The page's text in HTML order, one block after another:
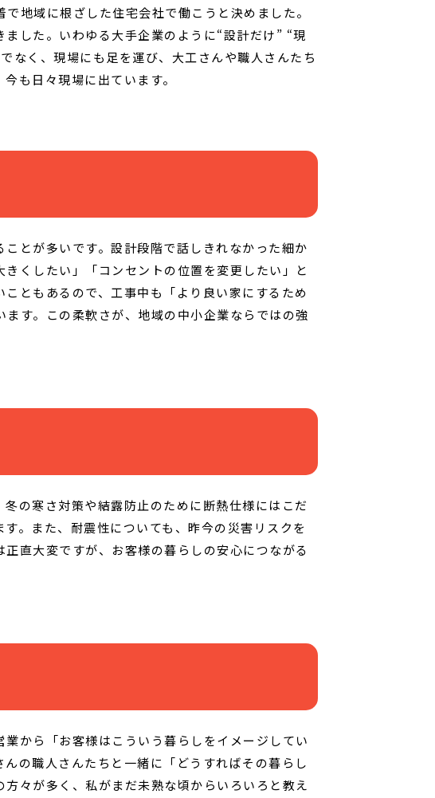
地域に根ざした住宅会社で働こうと決めました。
した。いわゆる大手企業のように“設計だけ” “現
なく、現場にも足を運び、大工さんや職人さんたち
も日々現場に出ています。
とが多いです。設計段階で話しきれなかった細か
くしたい」「コンセントの位置を変更したい」と
ともあるので、工事中も「より良い家にするため
す。この柔軟さが、地域の中小企業ならではの強
の寒さ対策や結露防止のために断熱仕様にはこだ
。また、耐震性についても、昨今の災害リスクを
直大変ですが、お客様の暮らしの安心につながる
から「お客様はこういう暮らしをイメージしてい
の職人さんたちと一緒に「どうすればその暮らし
々が多く、私がまだ未熟な頃からいろいろと教え